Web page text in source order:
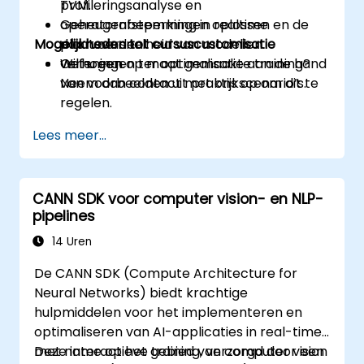
TVM.
Geheugenbeperkingen oplossen en de
doorvoersnelheid van modellen
verhogen.
profileringsanalyse en
operatorafstemming in realtime
plaatsvinden.
Oefeningen ter optimalisatie aan de hand
van voorbeelden uit praktijkscenario’s.
Mogelijkheden tot cursuscustomisatie
Wilt u een op maat gemaakte training?
Neem dan contact met ons op om dit te
regelen.
Lees meer...
CANN SDK voor computer vision- en NLP-
pipelines
14 Uren
De CANN SDK (Compute Architecture for
Neural Networks) biedt krachtige
hulpmiddelen voor het implementeren en
optimaliseren van AI-applicaties in real-time,
met name op het gebied van computer vision
Deze interactieve training, verzorgd door een